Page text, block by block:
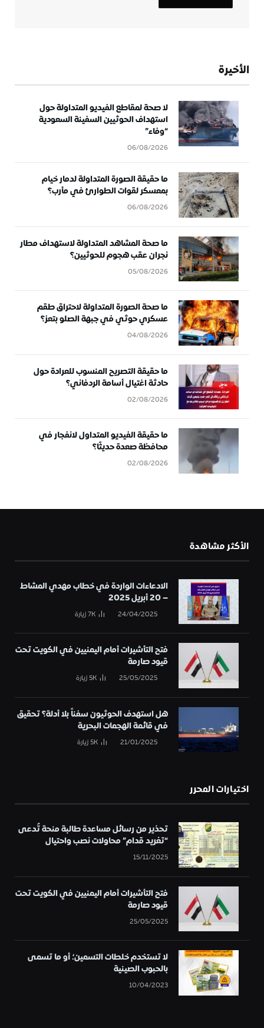
الأخيرة
لا صحة لمقاطع الفيديو المتداولة حول
استهداف الحوثيين السفينة السعودية
“وفاء”
06/08/2026
ما حقيقة الصورة المتداولة لدمار خيام
بمعسكر لقوات الطوارئ في مأرب؟
06/08/2026
ما صحة المشاهد المتداولة لاستهداف مطار
نجران عقب هجوم للحوثيين؟
05/08/2026
ما صحة الصورة المتداولة لاحتراق طقم
عسكري حوثي في جبهة الصلو بتعز؟
04/08/2026
ما حقيقة التصريح المنسوب للعرادة حول
حادثة اغتيال أسامة الردفاني؟
02/08/2026
ما حقيقة الفيديو المتداول لانفجار في
محافظة صعدة حديثًا؟
02/08/2026
الأكثر مشاهدة
الادعاءات الواردة في خطاب مهدي المشاط
– 20 أبريل 2025
24/04/2025
7Kزيارة
فتح التأشيرات أمام اليمنيين في الكويت تحت
قيود صارمة
25/05/2025
5Kزيارة
هل استهدف الحوثيون سفناً بلا أدلة؟ تحقيق
في قائمة الهجمات البحرية
21/01/2025
5Kزيارة
اختيارات المحرر
تحذير من رسائل مساعدة طالبة منحة تُدعى
“تغريد قدام” محاولات نصب واحتيال
15/11/2025
فتح التأشيرات أمام اليمنيين في الكويت تحت
قيود صارمة
25/05/2025
لا تستخدم خلطات التسمين؛ أو ما تسمى
بالحبوب الصينية
10/04/2023